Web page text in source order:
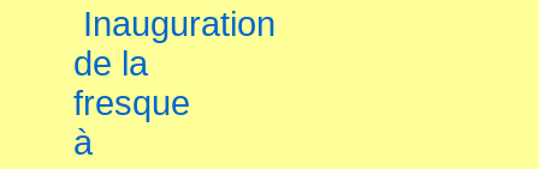
Inauguration
de la
fresque
à